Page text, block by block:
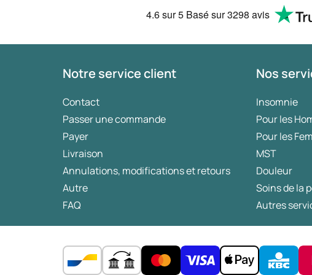
4.6sur 5 Basé sur3298 avis
Notre service client
Contact
Passer une commande
Payer
Livraison
Annulations, modifications et retours
Autre
FAQ
Nos
Insomnie
Pour les
Pour les
MST
Douleur
Soins de la
Autres